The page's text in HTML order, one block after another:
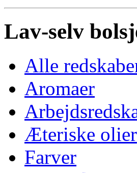
Lav-selv
Alle
Aromaer
Æteriske olier
Farver